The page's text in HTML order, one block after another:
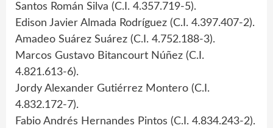
Santos Román Silva (C.I. 4.357.719-5).
Edison Javier Almada Rodríguez (C.I. 4.397.407-2).
Amadeo Suárez Suárez (C.I. 4.752.188-3).
Marcos Gustavo Bitancourt Núñez (C.I.
4.821.613-6).
Jordy Alexander Gutiérrez Montero (C.I.
4.832.172-7).
Fabio Andrés Hernandes Pintos (C.I. 4.834.243-2).